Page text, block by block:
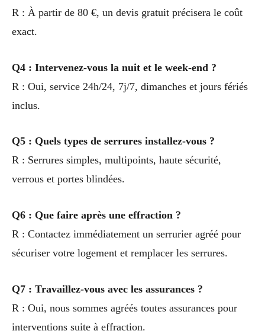
R : À partir de 80 €, un devis gratuit précisera le coût
exact.
Q4 : Intervenez-vous la nuit et le week-end ?
R : Oui, service 24h/24, 7j/7, dimanches et jours fériés
inclus.
Q5 : Quels types de serrures installez-vous ?
R : Serrures simples, multipoints, haute sécurité,
verrous et portes blindées.
Q6 : Que faire après une effraction ?
R : Contactez immédiatement un serrurier agréé pour
sécuriser votre logement et remplacer les serrures.
Q7 : Travaillez-vous avec les assurances ?
R : Oui, nous sommes agréés toutes assurances pour
interventions suite à effraction.